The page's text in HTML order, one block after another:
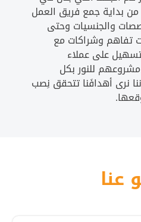
بداية جمع فريق العمل
والجنسيات وحتى
تفاهم وشراكات مع
على عملاء
للنور بكل
نرى أهدافَنا تتحقق نِصب
عنا